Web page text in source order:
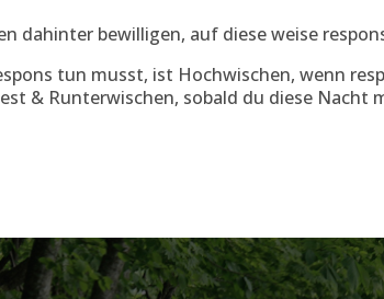
dahinter bewilligen, auf diese weise
tun musst, ist Hochwischen, wenn
& Runterwischen, sobald du diese Nacht